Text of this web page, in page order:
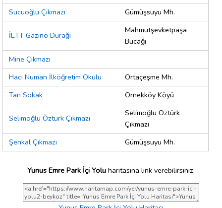
Sucuoğlu Çıkmazı
Gümüşsuyu Mh.
İETT Gazino Durağı
Mahmutşevketpaşa
Bucağı
Mine Çıkmazı
Hacı Numan İlköğretim Okulu
Ortaçeşme Mh.
Tan Sokak
Örnekköy Köyü
Selimoğlu Öztürk Çıkmazı
Selimoğlu Öztürk
Çıkmazı
Şenkal Çıkmazı
Gümüşsuyu Mh.
Yunus Emre Park İçi Yolu haritasına link verebilirsiniz;